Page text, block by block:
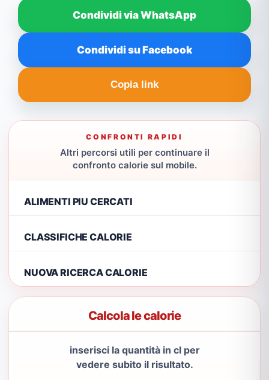
Condividi via WhatsApp
Condividi su Facebook
Copia link
CONFRONTI RAPIDI
Altri percorsi utili per continuare il
confronto calorie sul mobile.
ALIMENTI PIU CERCATI
CLASSIFICHE CALORIE
NUOVA RICERCA CALORIE
Calcola le calorie
inserisci la quantità in cl per
vedere subito il risultato.